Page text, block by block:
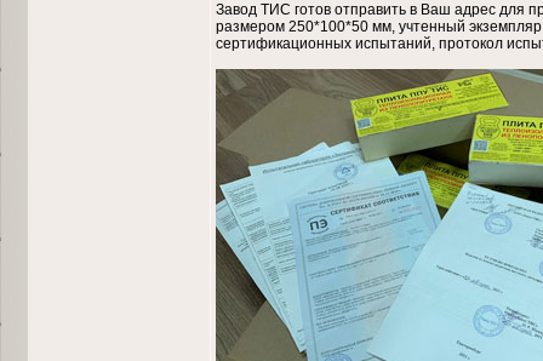
Завод ТИС готов отправить в Ваш адрес
размером 250*100*50 мм, учтенный
сертификационных испытаний, протокол